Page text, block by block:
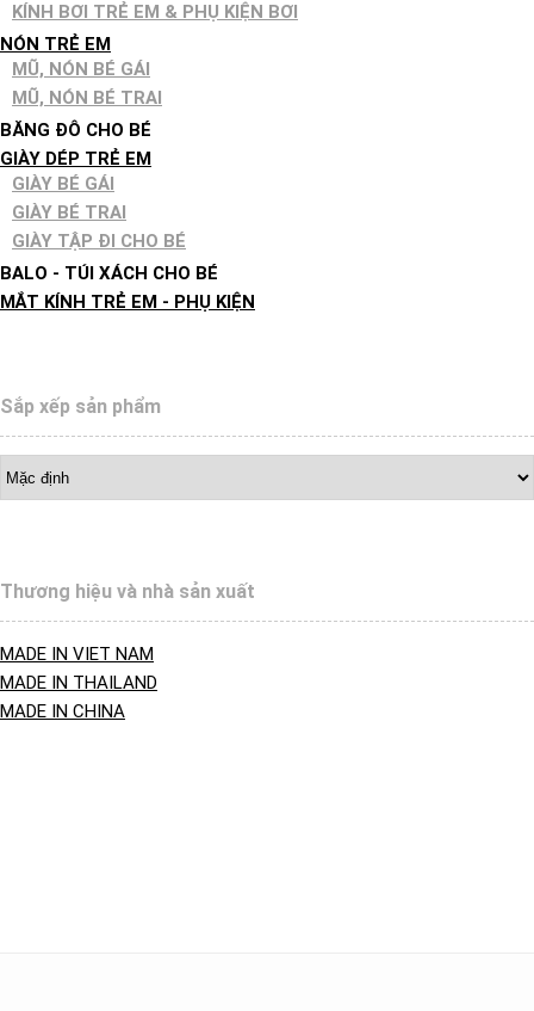
KÍNH BƠI TRẺ EM & PHỤ KIỆN BƠI
NÓN TRẺ EM
MŨ, NÓN BÉ GÁI
MŨ, NÓN BÉ TRAI
BĂNG ĐÔ CHO BÉ
GIÀY DÉP TRẺ EM
GIÀY BÉ GÁI
GIÀY BÉ TRAI
GIÀY TẬP ĐI CHO BÉ
BALO - TÚI XÁCH CHO BÉ
MẮT KÍNH TRẺ EM - PHỤ KIỆN
Sắp xếp sản phẩm
Thương hiệu và nhà sản xuất
MADE IN VIET NAM
MADE IN THAILAND
MADE IN CHINA